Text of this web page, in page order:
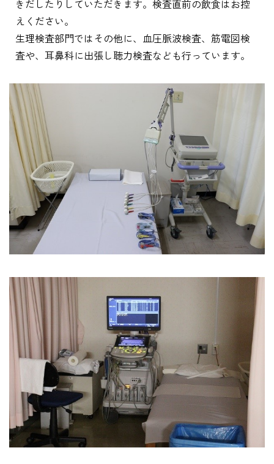
きだしたりしていただきます。検査直前の飲食はお控
えください。
生理検査部門ではその他に、血圧脈波検査、筋電図検
査や、耳鼻科に出張し聴力検査なども行っています。